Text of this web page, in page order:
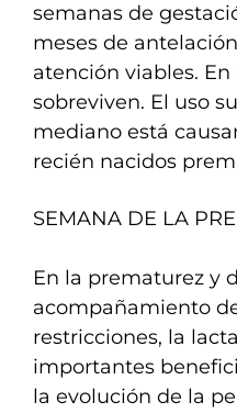
semanas de
meses de
atención viables. En
sobreviven. El uso
mediano está
recién nacidos
SEMANA DE LA
En la prematurez y
acompañamiento
restricciones, la
importantes
la evolución de la